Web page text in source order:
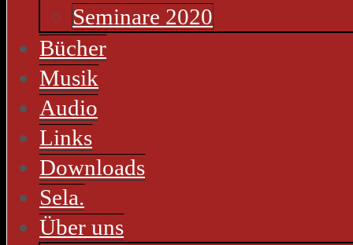
Seminare 2020
Bücher
Musik
Audio
Links
Downloads
Sela.
Über uns